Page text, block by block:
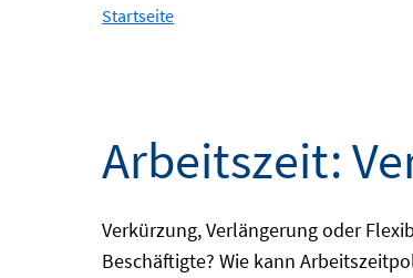
Startseite
Arbeitszeit:
Verkürzung, Verlängerung oder
Beschäftigte? Wie kann